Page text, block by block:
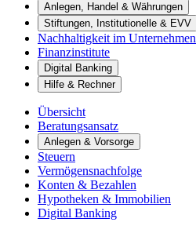
Anlegen, Handel & Währungen
Stiftungen, Institutionelle & EVV
Nachhaltigkeit im Unternehmen
Finanzinstitute
Digital Banking
Hilfe & Rechner
Übersicht
Beratungsansatz
Anlegen & Vorsorge
Steuern
Vermögensnachfolge
Konten & Bezahlen
Hypotheken & Immobilien
Digital Banking